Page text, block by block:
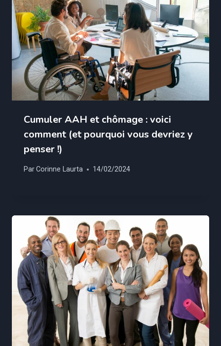
Cumuler AAH et chômage : voici
comment (et pourquoi vous devriez y
penser !)
ParCorinne Laurta 14/02/2024